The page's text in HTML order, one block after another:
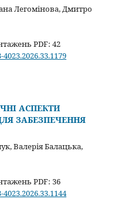
Легомінова, Дмитро
PDF: 42
АСПЕКТИ
ЗАБЕЗПЕЧЕННЯ
Валерія Балацька,
PDF: 36